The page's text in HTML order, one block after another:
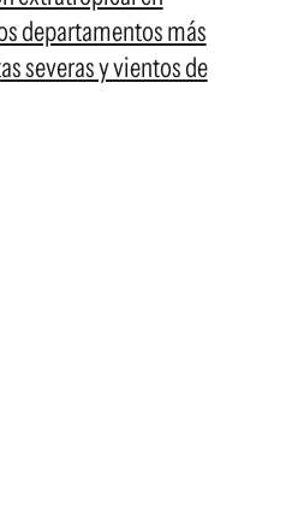
departamentos más
severas y vientos de